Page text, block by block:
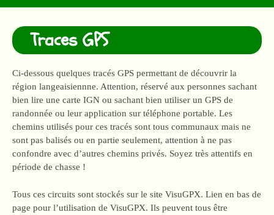
Traces GPS
Ci-dessous quelques tracés GPS permettant de découvrir la
région langeaisiennne. Attention, réservé aux personnes sachant
bien lire une carte IGN ou sachant bien utiliser un GPS de
randonnée ou leur application sur téléphone portable. Les
chemins utilisés pour ces tracés sont tous communaux mais ne
sont pas balisés ou en partie seulement, attention à ne pas
confondre avec d’autres chemins privés. Soyez très attentifs en
période de chasse !
Tous ces circuits sont stockés sur le site VisuGPX. Lien en bas de
page pour l’utilisation de VisuGPX. Ils peuvent tous être